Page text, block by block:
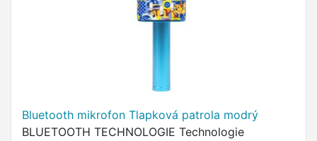
Bluetooth mikrofon Tlapková patrola modrý
BLUETOOTH TECHNOLOGIE Technologie